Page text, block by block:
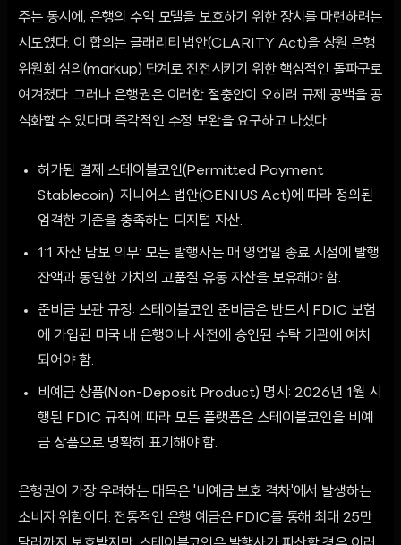
주는 동시에, 은행의 수익 모델을 보호하기 위한 장치를 마련하려는
시도였다. 이 합의는 클래리티 법안(CLARITY Act)을 상원 은행
위원회 심의(markup) 단계로 진전시키기 위한 핵심적인 돌파구로
여겨졌다. 그러나 은행권은 이러한 절충안이 오히려 규제 공백을 공
식화할 수 있다며 즉각적인 수정 보완을 요구하고 나섰다.
허가된 결제 스테이블코인(Permitted Payment
Stablecoin): 지니어스 법안(GENIUS Act)에 따라 정의된
엄격한 기준을 충족하는 디지털 자산.
1:1 자산 담보 의무: 모든 발행사는 매 영업일 종료 시점에 발행
잔액과 동일한 가치의 고품질 유동 자산을 보유해야 함.
준비금 보관 규정: 스테이블코인 준비금은 반드시 FDIC 보험
에 가입된 미국 내 은행이나 사전에 승인된 수탁 기관에 예치
되어야 함.
비예금 상품(Non-Deposit Product) 명시: 2026년 1월 시
행된 FDIC 규칙에 따라 모든 플랫폼은 스테이블코인을 비예
금 상품으로 명확히 표기해야 함.
은행권이 가장 우려하는 대목은 '비예금 보호 격차'에서 발생하는
소비자 위험이다. 전통적인 은행 예금은 FDIC를 통해 최대 25만